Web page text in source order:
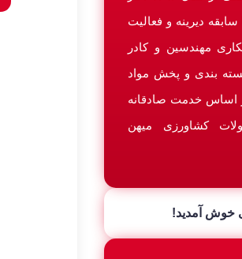
دیرینه و فعالیت
مهندسین و کادر
بندی و پخش مواد
اساس خدمت صادقانه
کشاورزی میهن
خوش آمدید!